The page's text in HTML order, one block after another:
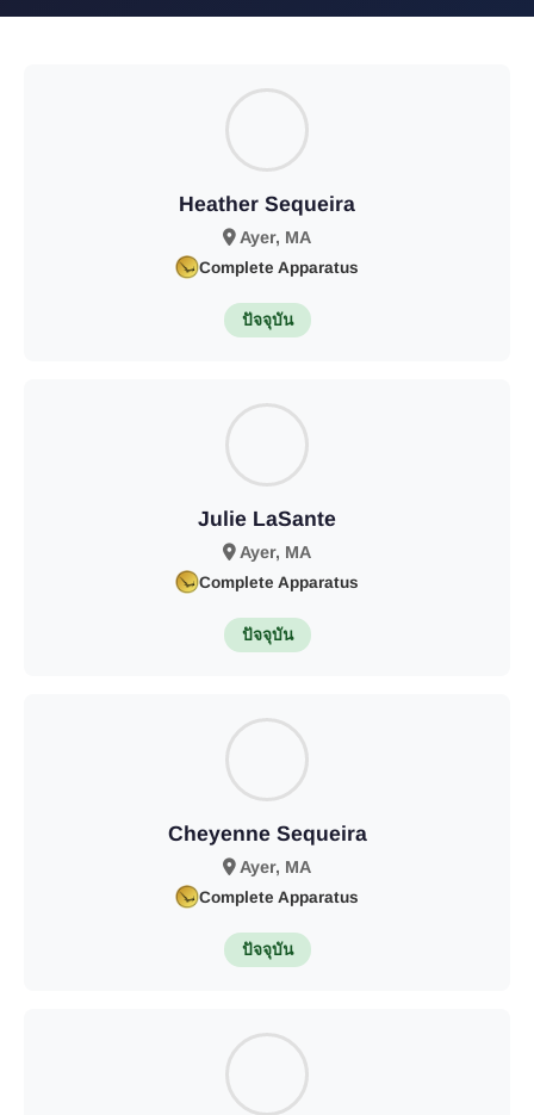
Heather Sequeira
Ayer, MA
Complete Apparatus
ปัจจุบัน
Julie LaSante
Ayer, MA
Complete Apparatus
ปัจจุบัน
Cheyenne Sequeira
Ayer, MA
Complete Apparatus
ปัจจุบัน